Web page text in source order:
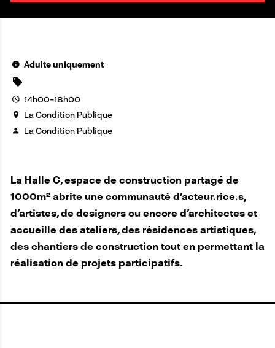
Adulte uniquement
14h00-18h00
La Condition Publique
La Condition Publique
La Halle C, espace de construction partagé de
1000m² abrite une communauté d'acteur.rice.s,
d'artistes, de designers ou encore d'architectes et
accueille des ateliers, des résidences artistiques,
des chantiers de construction tout en permettant la
réalisation de projets participatifs.